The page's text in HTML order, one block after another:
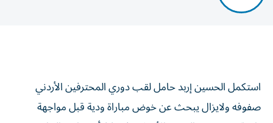
استكمل الحسين إربد حامل لقب دوري المحترفين الأردني
صفوفه ولايزال يبحث عن خوض مباراة ودية قبل مواجهة